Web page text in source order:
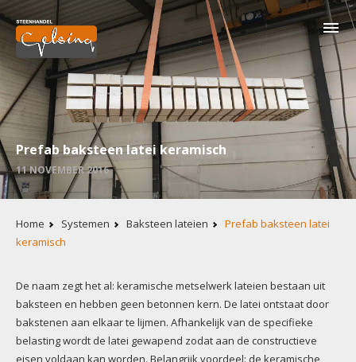
en
naar
de
inhoud
gaan
Prefab baksteen latei keramisch
11 NOVEMBER 2016
Kruimelpad
Home Systemen Baksteen lateien
Prefab baksteen latei
keramisch
Inhoud
De naam zegt het al: keramische metselwerk lateien bestaan uit
baksteen en hebben geen betonnen kern. De latei ontstaat door
bakstenen aan elkaar te lijmen. Afhankelijk van de specifieke
belasting wordt de latei gewapend zodat aan de constructieve
eisen voldaan kan worden. Belangrijk voordeel: de keramische